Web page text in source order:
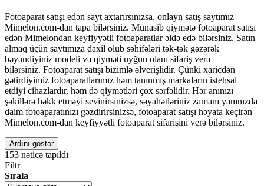
Fotoaparat satışı edən sayt axtarırsınızsa, onlayn satış saytımız
Mimelon.com-dan tapa bilərsiniz. Münasib qiymətə fotoaparat satışı
edən Mimelondan keyfiyyətli fotoaparatlar əldə edə bilərsiniz. Satın
almaq üçün saytımıza daxil olub səhifələri tək-tək gəzərək
bəyəndiyiniz modeli və qiyməti uyğun olanı sifariş verə
bilərsiniz. Fotoaparat satışı bizimlə əlverişlidir. Çünki xaricdən
gətirdiyimiz fotoaparatlarımız həm tanınmış markaların istehsal
etdiyi cihazlardır, həm də qiymətləri çox sərfəlidir. Hər anınızı
şəkillərə həkk etməyi sevinirsinizsə, səyahətləriniz zamanı yanınızda
daim fotoaparatınızı gəzdirirsinizsə, fotoaparat satışı həyata keçirən
Mimelon.com-dan keyfiyyətli fotoaparat sifarişini verə bilərsiniz.
Ardını göstər
153 nəticə tapıldı
Filtr
Sırala